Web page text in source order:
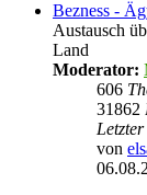
Bezness -
Austausch
Land
Moderator:
606
31862
von